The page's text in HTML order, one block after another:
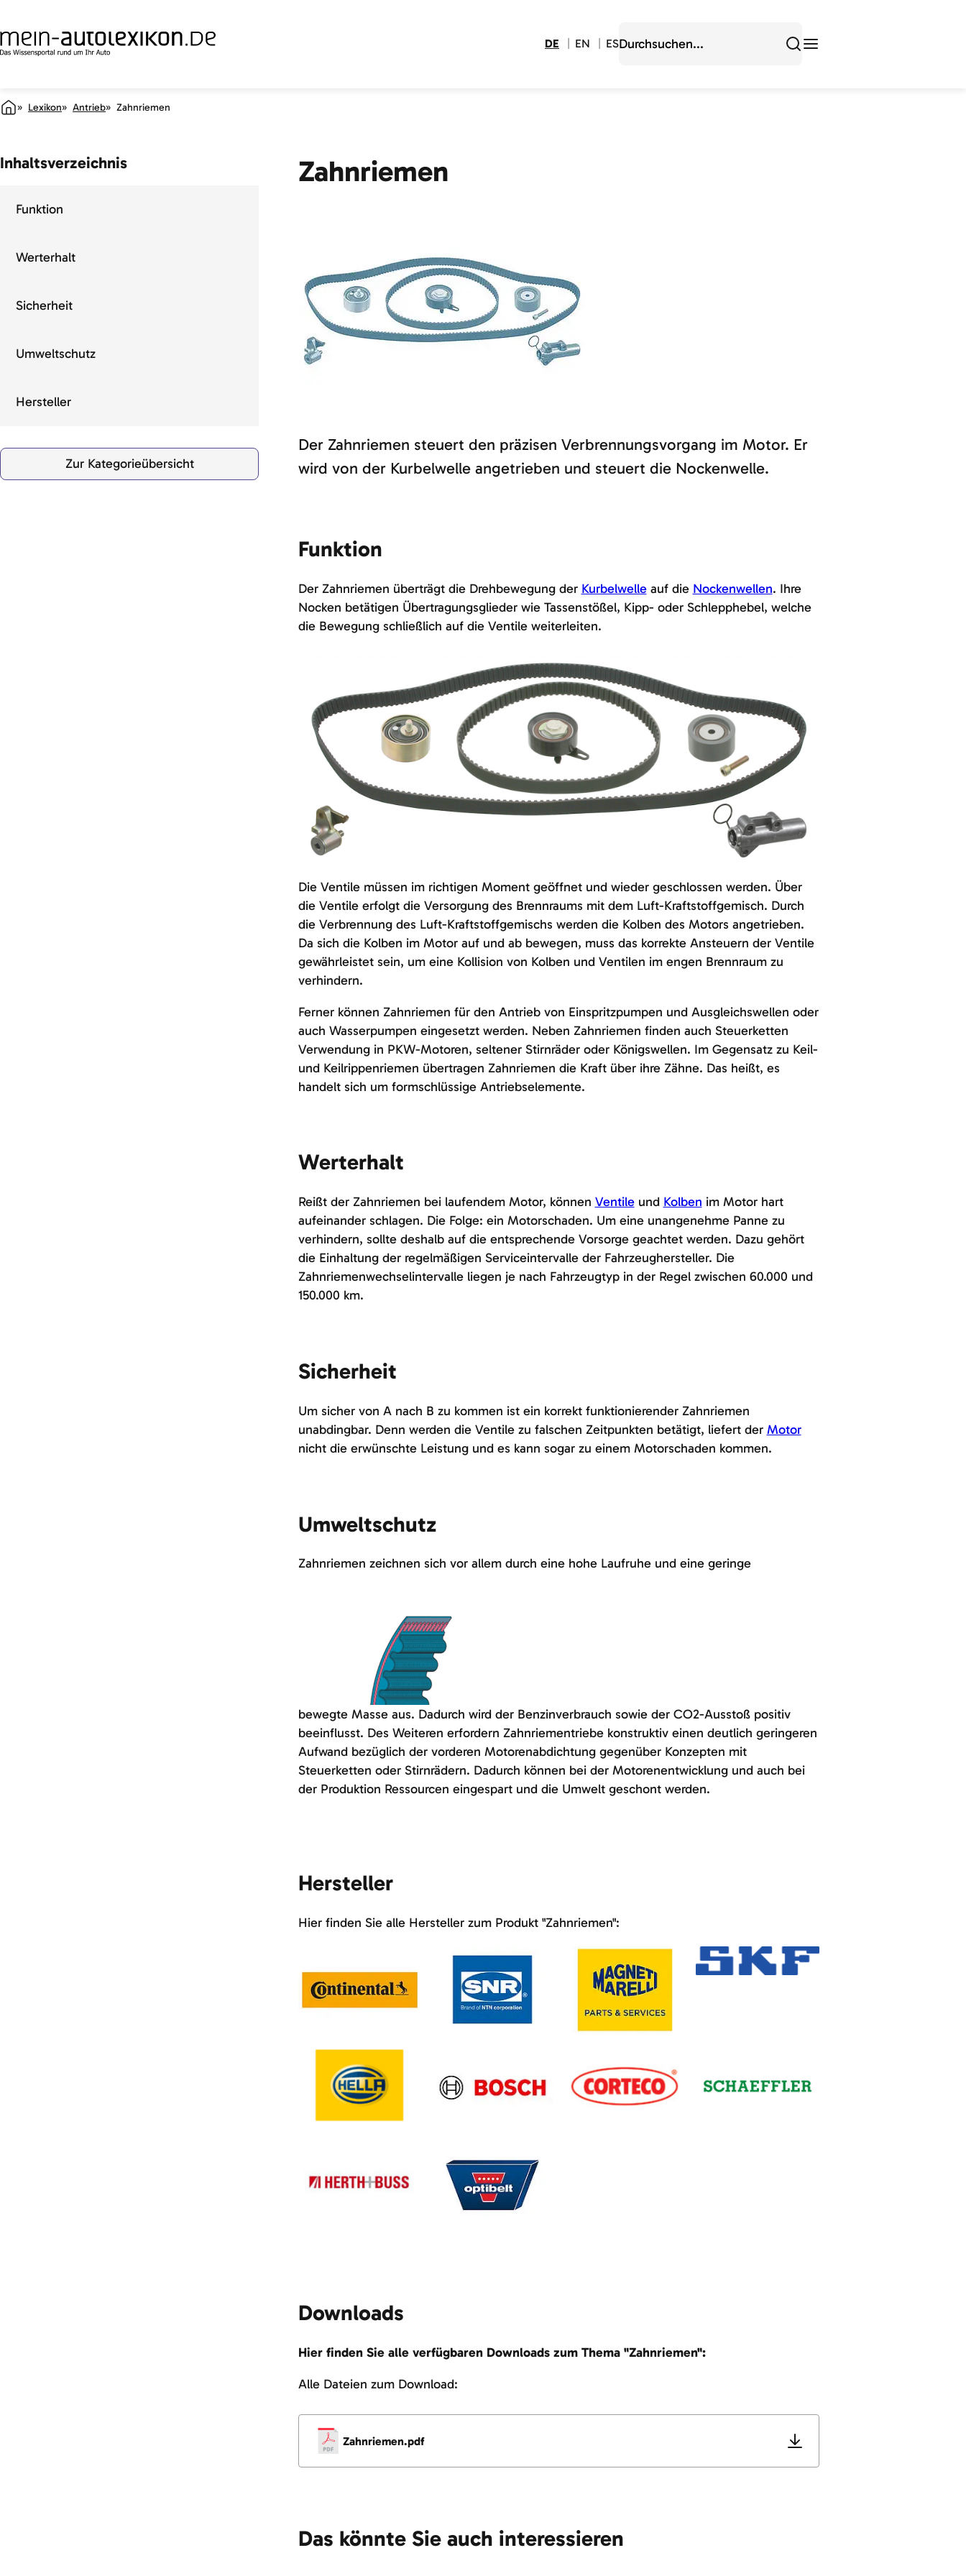
DE EN ES
Lexikon Antrieb Zahnriemen
Zahnriemen
Der Zahnriemen steuert den präzisen Verbrennungsvorgang im Motor. Er
wird von der Kurbelwelle angetrieben und steuert die Nockenwelle.
Inhaltsverzeichnis
Funktion
Werterhalt
Sicherheit
Umweltschutz
Hersteller
Zur Kategorieübersicht
Funktion
Der Zahnriemen überträgt die Drehbewegung der Kurbelwelleauf die Nockenwellen. Ihre
Nocken betätigen Übertragungsglieder wie Tassenstößel, Kipp- oder Schlepphebel, welche
die Bewegung schließlich auf die Ventile weiterleiten.
Die Ventile müssen im richtigen Moment geöffnet und wieder geschlossen werden. Über
die Ventile erfolgt die Versorgung des Brennraums mit dem Luft-Kraftstoffgemisch. Durch
die Verbrennung des Luft-Kraftstoffgemischs werden die Kolben des Motors angetrieben.
Da sich die Kolben im Motor auf und ab bewegen, muss das korrekte Ansteuern der Ventile
gewährleistet sein, um eine Kollision von Kolben und Ventilen im engen Brennraum zu
verhindern.
Ferner können Zahnriemen für den Antrieb von Einspritzpumpen und Ausgleichswellen oder
auch Wasserpumpen eingesetzt werden. Neben Zahnriemen finden auch Steuerketten
Verwendung in PKW-Motoren, seltener Stirnräder oder Königswellen. Im Gegensatz zu Keil-
und Keilrippenriemen übertragen Zahnriemen die Kraft über ihre Zähne. Das heißt, es
handelt sich um formschlüssige Antriebselemente.
Werterhalt
Reißt der Zahnriemen bei laufendem Motor, können Ventileund Kolben im Motor hart
aufeinander schlagen. Die Folge: ein Motorschaden. Um eine unangenehme Panne zu
verhindern, sollte deshalb auf die entsprechende Vorsorge geachtet werden. Dazu gehört
die Einhaltung der regelmäßigen Serviceintervalle der Fahrzeughersteller. Die
Zahnriemenwechselintervalle liegen je nach Fahrzeugtyp in der Regel zwischen 60.000 und
150.000 km.
Sicherheit
Um sicher von A nach B zu kommen ist ein korrekt funktionierender Zahnriemen
unabdingbar. Denn werden die Ventile zu falschen Zeitpunkten betätigt, liefert der Motor
nicht die erwünschte Leistung und es kann sogar zu einem Motorschaden kommen.
Umweltschutz
Zahnriemen zeichnen sich vor allem durch eine hohe Laufruhe und eine geringe
bewegte Masse aus. Dadurch wird der Benzinverbrauch sowie der CO2-Ausstoß positiv
beeinflusst. Des Weiteren erfordern Zahnriementriebe konstruktiv einen deutlich geringeren
Aufwand bezüglich der vorderen Motorenabdichtung gegenüber Konzepten mit
Steuerketten oder Stirnrädern. Dadurch können bei der Motorenentwicklung und auch bei
der Produktion Ressourcen eingespart und die Umwelt geschont werden.
Hersteller
Hier finden Sie alle Hersteller zum Produkt "Zahnriemen":
Downloads
Hier finden Sie alle verfügbaren Downloads zum Thema "Zahnriemen":
Alle Dateien zum Download:
Zahnriemen.pdf
Das könnte Sie auch interessieren